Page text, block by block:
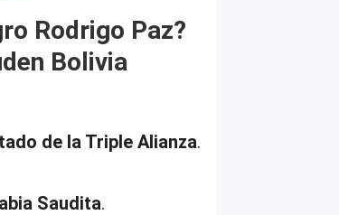
Rodrigo Paz?
Bolivia
de la Triple Alianza.
Saudita.